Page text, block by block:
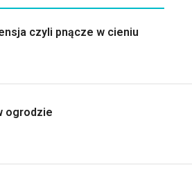
czyli pnącze w cieniu
ogrodzie